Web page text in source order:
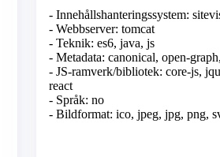
- Innehållshanteringssystem:
- Webbserver: tomcat
- Teknik: es6, java, js
- Metadata: canonical, open-
- JS-ramverk/bibliotek: core-js,
react
- Språk: no
- Bildformat: ico, jpeg, jpg, png,